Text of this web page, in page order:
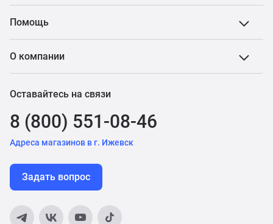
Помощь
О компании
Оставайтесь на связи
8 (800) 551-08-46
Адреса магазинов в г. Ижевск
Задать вопрос